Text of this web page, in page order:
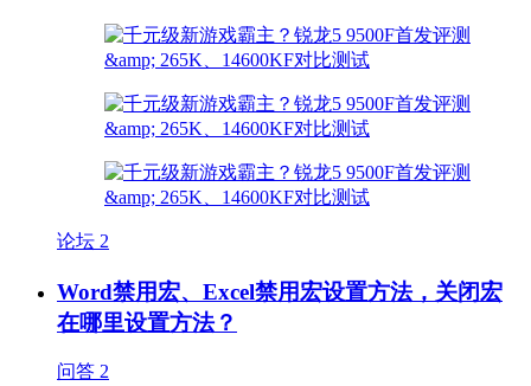
论坛 2
Word禁用宏、Excel禁用宏设置方法，关闭宏
在哪里设置方法？
问答 2